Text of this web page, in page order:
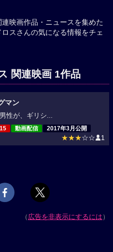
映画作品・ニュースを集めた
スさんの気になる情報をチェ
関連映画 1作品
マン
性が、ギリシ...
動画配信 2017年3月公開
★★★☆☆ 1
（広告を非表示にするには）